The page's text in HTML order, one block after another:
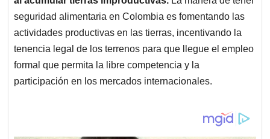
seguridad alimentaria en Colombia es fomentando las
actividades productivas en las tierras, incentivando la
tenencia legal de los terrenos para que llegue el empleo
formal que permita la libre competencia y la
participación en los mercados internacionales.